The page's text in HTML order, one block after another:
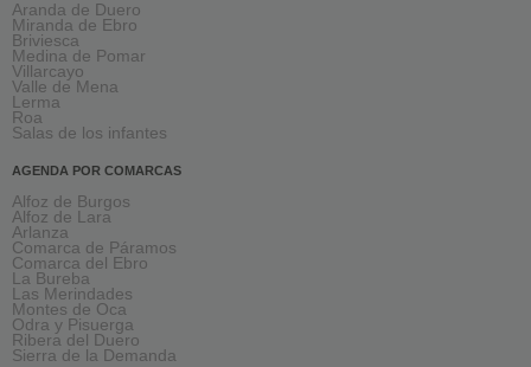
Aranda de Duero
Miranda de Ebro
Briviesca
Medina de Pomar
Villarcayo
Valle de Mena
Lerma
Roa
Salas de los infantes
AGENDA POR COMARCAS
Alfoz de Burgos
Alfoz de Lara
Arlanza
Comarca de Páramos
Comarca del Ebro
La Bureba
Las Merindades
Montes de Oca
Odra y Pisuerga
Ribera del Duero
Sierra de la Demanda